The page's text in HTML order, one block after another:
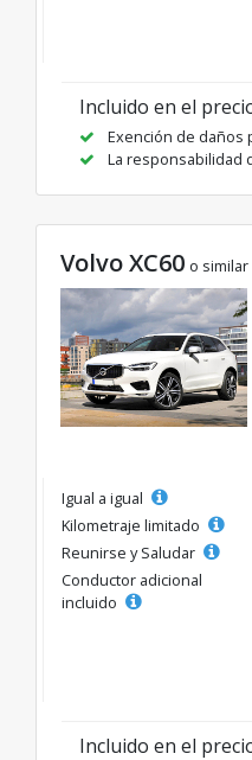
Incluido en el
Exención de daños
La responsabilidad
Volvo XC60 o similar
Igual a igual
Kilometraje limitado
Reunirse y Saludar
Conductor adicional
incluido
Incluido en el